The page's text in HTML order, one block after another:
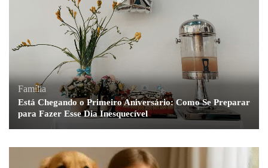
Família
Está Chegando o Primeiro Aniversário: Como Se Preparar
para Fazer Esse Dia Inesquecível